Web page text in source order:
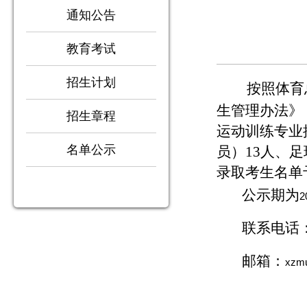
通知公告
教育考试
招生计划
招生章程
名单公示
按照体
生管理办法
运动训练专
员） 13人、
录取考生名
公示期为
联系电话
邮箱：